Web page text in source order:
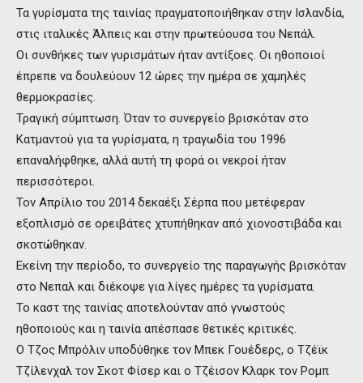
Τα γυρίσματα της ταινίας πραγματοποιήθηκαν στην Ισλανδία,
στις ιταλικές Άλπεις και στην πρωτεύουσα του Νεπάλ.
Οι συνθήκες των γυρισμάτων ήταν αντίξοες. Οι ηθοποιοί
έπρεπε να δουλεύουν 12 ώρες την ημέρα σε χαμηλές
θερμοκρασίες.
Τραγική σύμπτωση. Όταν το συνεργείο βρισκόταν στο
Κατμαντού για τα γυρίσματα, η τραγωδία του 1996
επαναλήφθηκε, αλλά αυτή τη φορά οι νεκροί ήταν
περισσότεροι.
Τον Απρίλιο του 2014 δεκαέξι Σέρπα που μετέφεραν
εξοπλισμό σε ορειβάτες χτυπήθηκαν από χιονοστιβάδα και
σκοτώθηκαν.
Εκείνη την περίοδο, το συνεργείο της παραγωγής βρισκόταν
στο Νεπαλ και διέκοψε για λίγες ημέρες τα γυρίσματα.
Το καστ της ταινίας αποτελούνταν από γνωστούς
ηθοποιούς και η ταινία απέσπασε θετικές κριτικές.
Ο Τζος Μπρόλιν υποδύθηκε τον Μπεκ Γουέδερς, ο Τζέϊκ
Τζίλενχαλ τον Σκοτ Φίσερ και ο Τζέισον Κλαρκ τον Ρομπ